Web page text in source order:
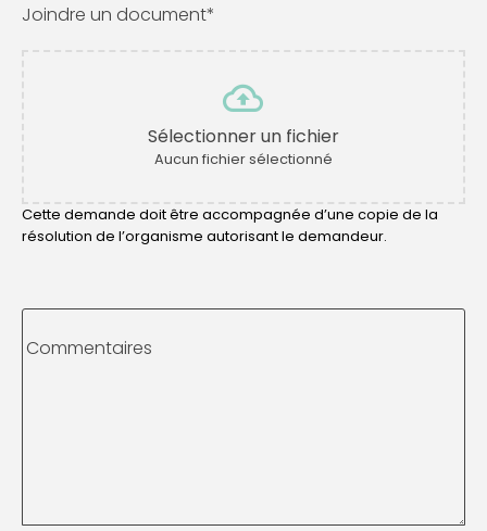
Joindre un document*
Sélectionner un fichier
Aucun fichier sélectionné
Cette demande doit être accompagnée d’une copie de la
résolution de l’organisme autorisant le demandeur.
Commentaires